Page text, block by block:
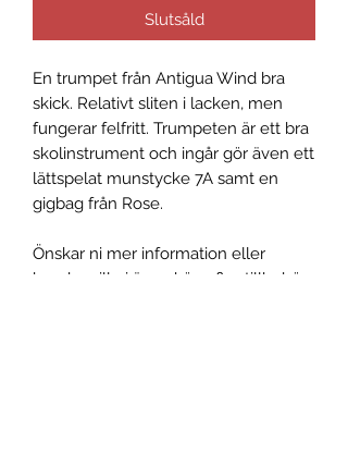
Slutsåld
En trumpet från Antigua Wind bra
skick. Relativt sliten i lacken, men
fungerar felfritt. Trumpeten är ett bra
skolinstrument och ingår gör även ett
lättspelat munstycke 7A samt en
gigbag från Rose.
Önskar ni mer information eller
kanske vill ni även köpa fler tillbehör